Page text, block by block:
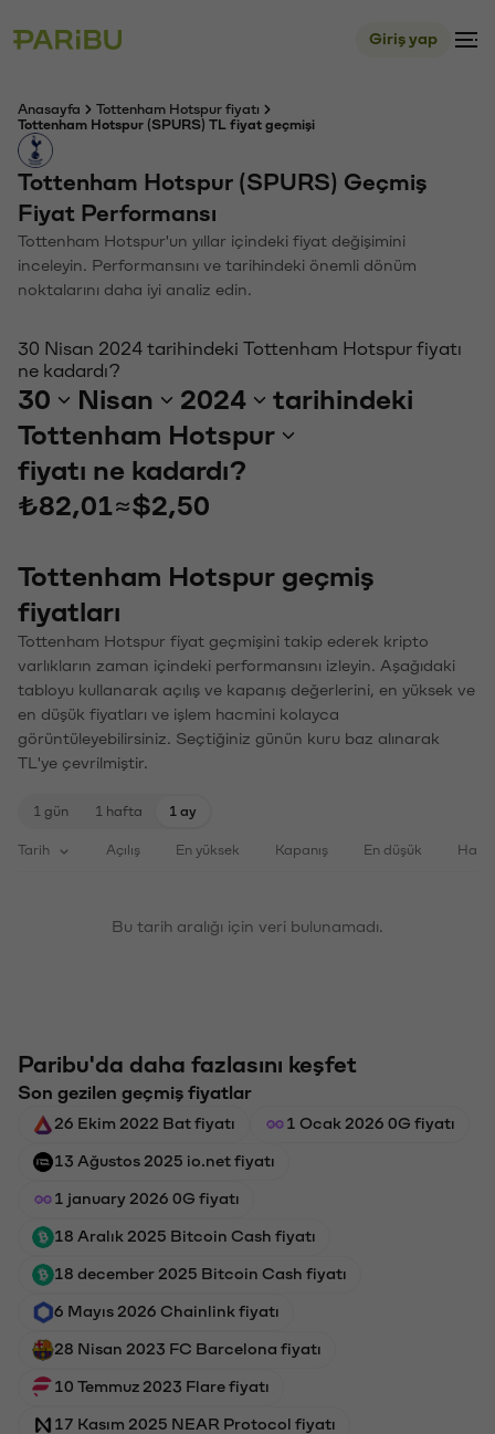
Giriş yap
Anasayfa
Tottenham Hotspur fiyatı
Tottenham Hotspur (SPURS) TL fiyat geçmişi
Tottenham Hotspur (SPURS) Geçmiş
Fiyat Performansı
Tottenham Hotspur'un yıllar içindeki fiyat değişimini
inceleyin. Performansını ve tarihindeki önemli dönüm
noktalarını daha iyi analiz edin.
30 Nisan 2024 tarihindeki Tottenham Hotspur fiyatı
ne kadardı?
30 Nisan 2024
tarihindeki
Tottenham Hotspur
fiyatı ne kadardı?
₺82,01≈$2,50
Tottenham Hotspur geçmiş
fiyatları
Tottenham Hotspur fiyat geçmişini takip ederek kripto
varlıkların zaman içindeki performansını izleyin. Aşağıdaki
tabloyu kullanarak açılış ve kapanış değerlerini, en yüksek ve
en düşük fiyatları ve işlem hacmini kolayca
görüntüleyebilirsiniz. Seçtiğiniz günün kuru baz alınarak
TL'ye çevrilmiştir.
1 gün 1 hafta 1 ay
Tarih Açılış En yüksek Kapanış En düşük
Bu tarih aralığı için veri bulunamadı.
Paribu'da daha fazlasını keşfet
Son gezilen geçmiş fiyatlar
26 Ekim 2022 Bat fiyatı 1 Ocak 2026 0G fiyatı
13 Ağustos 2025 io.net fiyatı
1 january 2026 0G fiyatı
18 Aralık 2025 Bitcoin Cash fiyatı
18 december 2025 Bitcoin Cash fiyatı
6 Mayıs 2026 Chainlink fiyatı
28 Nisan 2023 FC Barcelona fiyatı
10 Temmuz 2023 Flare fiyatı
17 Kasım 2025 NEAR Protocol fiyatı